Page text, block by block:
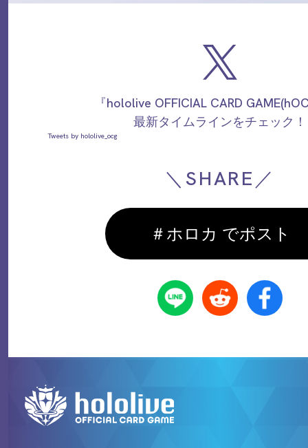
『hololive OFFICIAL CARD
最新タイムラインをチェック！
Tweets by hololive_ocg
＼SHARE／
＃ホロカ でポスト